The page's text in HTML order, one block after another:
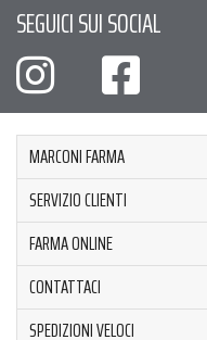
SEGUICI SUI SOCIAL
MARCONI FARMA
SERVIZIO CLIENTI
FARMA ONLINE
CONTATTACI
SPEDIZIONI VELOCI